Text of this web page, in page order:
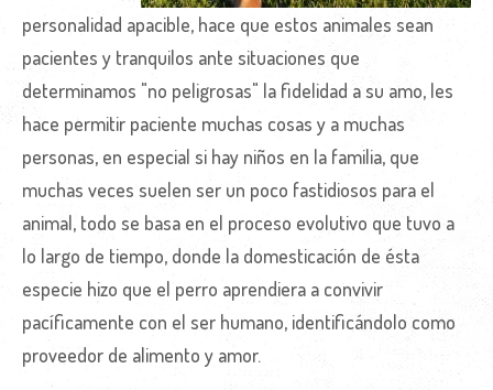
personalidad apacible, hace que estos animales sean
pacientes y tranquilos ante situaciones que
determinamos "no peligrosas" la fidelidad a su amo, les
hace permitir paciente muchas cosas y a muchas
personas, en especial si hay niños en la familia, que
muchas veces suelen ser un poco fastidiosos para el
animal, todo se basa en el proceso evolutivo que tuvo a
lo largo de tiempo, donde la domesticación de ésta
especie hizo que el perro aprendiera a convivir
pacíficamente con el ser humano, identificándolo como
proveedor de alimento y amor.